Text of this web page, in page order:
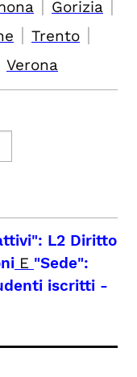
| Gorizia |
| Trento |
Verona
L2 Diritto
E "Sede":
iscritti -